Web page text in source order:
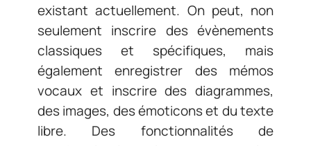
existant actuellement. On peut, non
seulement inscrire des évènements
classiques et spécifiques, mais
également enregistrer des mémos
vocaux et inscrire des diagrammes,
des images, des émoticons et du texte
libre. Des fonctionnalités de